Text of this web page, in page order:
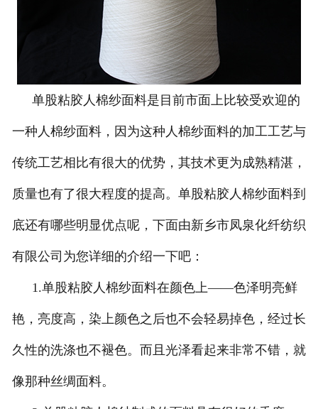
强捻纱
天丝
莫代尔
单股粘胶人棉纱面料是目前市面上比较受欢迎的
一种人棉纱面料，因为这种人棉纱面料的加工工艺与
传统工艺相比有很大的优势，其技术更为成熟精湛，
质量也有了很大程度的提高。单股粘胶人棉纱面料到
底还有哪些明显优点呢，下面由新乡市凤泉化纤纺织
有限公司为您详细的介绍一下吧：
1.单股粘胶人棉纱面料在颜色上——色泽明亮鲜
艳，亮度高，染上颜色之后也不会轻易掉色，经过长
久性的洗涤也不褪色。而且光泽看起来非常不错，就
像那种丝绸面料。